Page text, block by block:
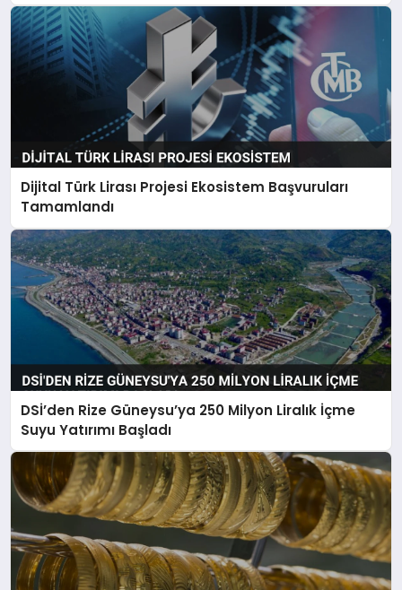
Dijital Türk Lirası Projesi Ekosistem Başvuruları
Tamamlandı
DSİ’den Rize Güneysu’ya 250 Milyon Liralık İçme
Suyu Yatırımı Başladı